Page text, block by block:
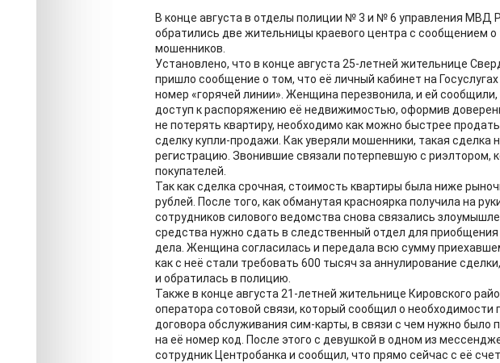
В конце августа в отделы полиции № 3 и № 6 управления МВД
обратились две жительницы краевого центра с сообщением
мошенников.
Установлено, что в конце августа 25-летней жительнице
пришло сообщение о том, что её личный кабинет на
номер «горячей линии». Женщина перезвонила, и ей
доступ к распоряжению её недвижимостью, оформив
не потерять квартиру, необходимо как можно быстрее
сделку купли-продажи. Как уверяли мошенники, такая сделка
регистрацию. Звонившие связали потерпевшую с риэлтором,
покупателей.
Так как сделка срочная, стоимость квартиры была ниже
рублей. После того, как обманутая красноярка получила на
сотрудников силового ведомства снова связались
средства нужно сдать в следственный отдел для приобщения
дела. Женщина согласилась и передала всю сумму
как с неё стали требовать 600 тысяч за аннулирование
и обратилась в полицию.
Также в конце августа 21-летней жительнице Кировского
оператора сотовой связи, который сообщил о необходимости
договора обслуживания сим-карты, в связи с чем нужно было
на её номер код. После этого с девушкой в одном из
сотрудник Центробанка и сообщил, что прямо сейчас с её